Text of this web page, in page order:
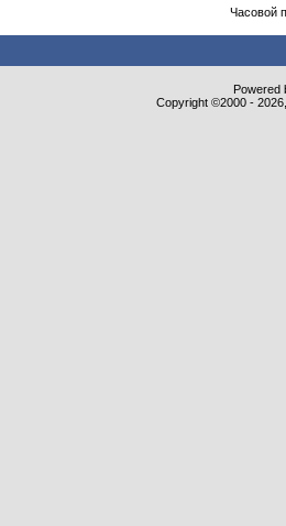
Часовой
Powered
Copyright ©2000 -